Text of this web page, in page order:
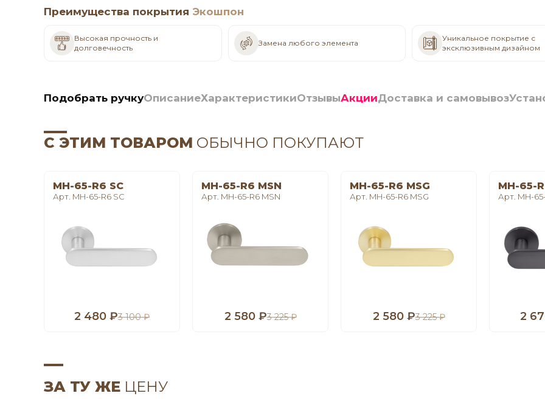
Преимущества покрытия Экошпон
Высокая прочность и
долговечность
Замена любого элемента
Уникальное покрытие с
эксклюзивным дизайном
Подобрать ручкуОписаниеХарактеристикиОтзывыАкцииДоставка и самовывоз
С ЭТИМ ТОВАРОМ ОБЫЧНО ПОКУПАЮТ
MH-65-R6 SC
Арт. MH-65-R6 SC
2 480 ₽3 100 ₽
MH-65-R6 MSN
Арт. MH-65-R6 MSN
2 580 ₽3 225 ₽
MH-65-R6 MSG
Арт. MH-65-R6 MSG
2 580 ₽3 225 ₽
MH-65-
Арт. MH-
2
ЗА ТУ ЖЕ ЦЕНУ